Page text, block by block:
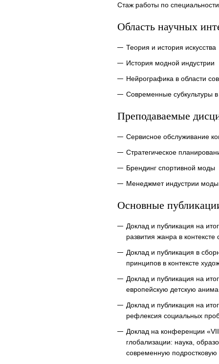
Стаж работы по
Область научных
Теория и история искусства
История модной индустрии
Нейрографика в области
Современные субкультуры
Преподаваемые
Сервисное обслуживание
Стратегическое
Брендинг спортивной моды
Менеджмет индустрии моды
Основные
Доклад и публикация на
развития жанра в
Доклад и публикация в
принципов в контексте
Доклад и публикация на
европейскую детскую
Доклад и публикация на
рефлексия социальных
Доклад на конференции
глобализации: наука,
современную